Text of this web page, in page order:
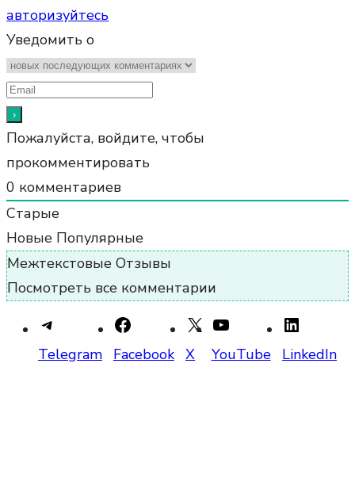
авторизуйтесь
Уведомить о
Пожалуйста, войдите, чтобы
прокомментировать
0 комментариев
Старые
Новые Популярные
Межтекстовые Отзывы
Посмотреть все комментарии
Telegram Facebook X YouTube LinkedIn